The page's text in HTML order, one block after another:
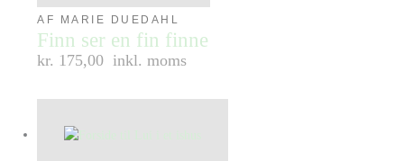
AF MARIE DUEDAHL
Finn ser en fin finne
kr. 175,00 inkl. moms